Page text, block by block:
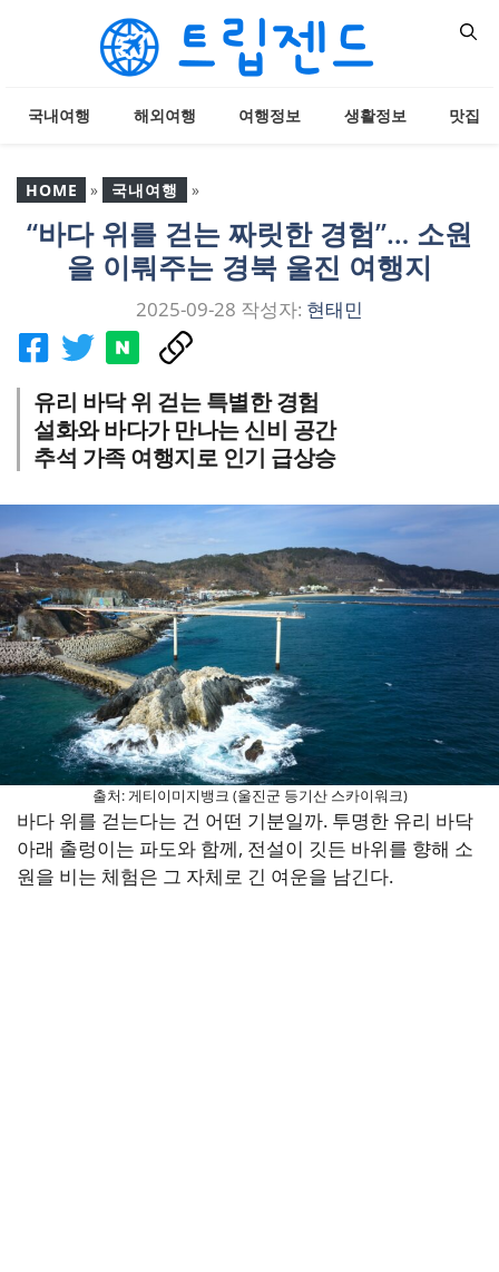
뛰
기
국내여행 해외여행 여행정보 생활정보 맛집
HOME » 국내여행 »
“바다 위를 걷는 짜릿한 경
험”… 소원을 이뤄주는 경
북 울진 여행지
“바다 위를 걷는 짜릿한 경험”… 소원
을 이뤄주는 경북 울진 여행지
2025-09-28 작성자: 현태민
유리 바닥 위 걷는 특별한 경험
설화와 바다가 만나는 신비 공간
추석 가족 여행지로 인기 급상승
출처: 게티이미지뱅크 (울진군 등기산 스카이워크)
바다 위를 걷는다는 건 어떤 기분일까. 투명한 유리 바닥
아래 출렁이는 파도와 함께, 전설이 깃든 바위를 향해 소
원을 비는 체험은 그 자체로 긴 여운을 남긴다.